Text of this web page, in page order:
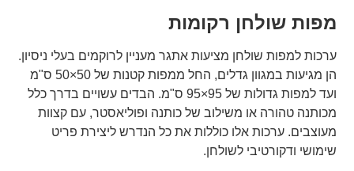
מפות שולחן רקומות
ערכות למפות שולחן מציעות אתגר מעניין לרוקמים בעלי ניסיון.
הן מגיעות במגוון גדלים, החל ממפות קטנות של 50×50 ס"מ
ועד למפות גדולות של 95×95 ס"מ. הבדים עשויים בדרך כלל
מכותנה טהורה או משילוב של כותנה ופוליאסטר, עם קצוות
מעוצבים. ערכות אלו כוללות את כל הנדרש ליצירת פריט
שימושי ודקורטיבי לשולחן.